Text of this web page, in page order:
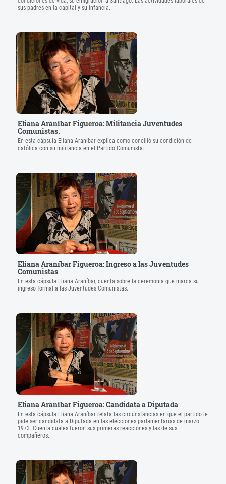
sus padres en la capital y su infancia.
Eliana Araníbar Figueroa: Militancia Juventudes
Comunistas.
En esta cápsula Eliana Araníbar explica como concilió su condición de
católica con su militancia en el Partido Comunista.
Eliana Araníbar Figueroa: Ingreso a las Juventudes
Comunistas
En esta cápsula Eliana Araníbar, cuenta sobre la ceremonia que marca su
ingreso formal a las Juventudes Comunistas.
Eliana Araníbar Figueroa: Candidata a Diputada
En esta cápsula Eliana Araníbar relata las circunstancias en que el partido le
pide ser candidata a Diputada en las elecciones parlamentarias de marzo
1973. Cuenta cuales fueron sus primeras reacciones y las de sus
compañeros.